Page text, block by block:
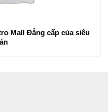
Mall Đẳng cấp của siêu